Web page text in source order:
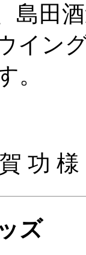
島田
イン
。
功 様
ズ